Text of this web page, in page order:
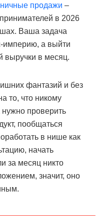
продажи –
в 2026
Ваша задача
империю, а выйти
выручки в месяц.
фантазий и без
то, что никому
нужно проверить
пообщаться
в нише как
начать
за месяц никто
значит, оно